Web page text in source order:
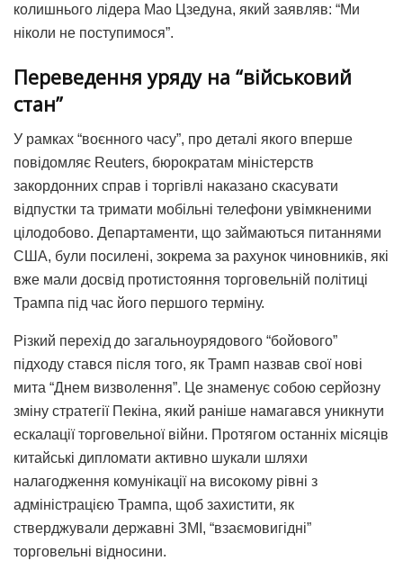
колишнього лідера Мао Цзедуна, який заявляв: “Ми
ніколи не поступимося”.
Переведення уряду на “військовий
стан”
У рамках “воєнного часу”, про деталі якого вперше
повідомляє Reuters, бюрократам міністерств
закордонних справ і торгівлі наказано скасувати
відпустки та тримати мобільні телефони увімкненими
цілодобово. Департаменти, що займаються питаннями
США, були посилені, зокрема за рахунок чиновників, які
вже мали досвід протистояння торговельній політиці
Трампа під час його першого терміну.
Різкий перехід до загальноурядового “бойового”
підходу стався після того, як Трамп назвав свої нові
мита “Днем визволення”. Це знаменує собою серйозну
зміну стратегії Пекіна, який раніше намагався уникнути
ескалації торговельної війни. Протягом останніх місяців
китайські дипломати активно шукали шляхи
налагодження комунікації на високому рівні з
адміністрацією Трампа, щоб захистити, як
стверджували державні ЗМІ, “взаємовигідні”
торговельні відносини.